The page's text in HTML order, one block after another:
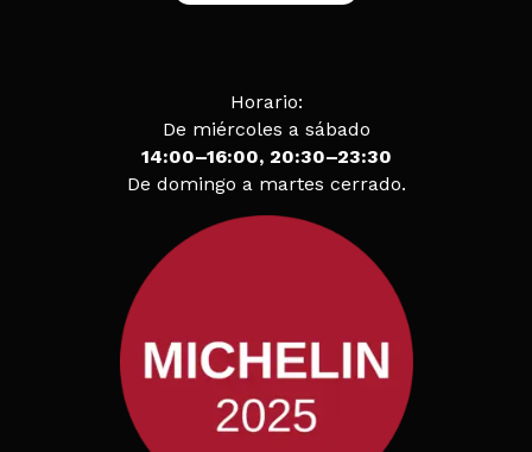
Horario:
De miércoles a sábado
14:00–16:00, 20:30–23:30
De domingo a martes cerrado.